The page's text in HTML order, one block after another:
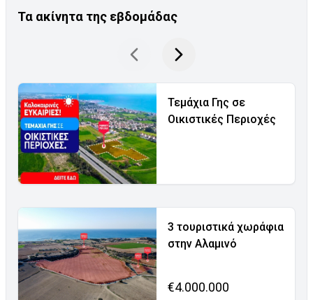
Τα ακίνητα της εβδομάδας
Τεμάχια Γης σε
Οικιστικές Περιοχές
3 τουριστικά χωράφια
στην Αλαμινό
€4.000.000